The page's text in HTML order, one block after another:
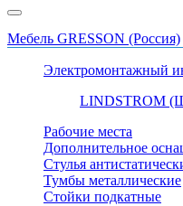
Мебель GRESSON (Россия)
Электромонтажный
LINDSTROM
Рабочие места
Дополнительное
Стулья
Тумбы металлические
Стойки подкатные